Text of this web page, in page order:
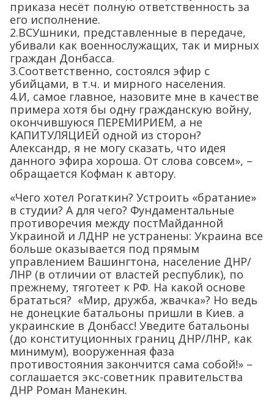
приказа несёт полную ответственность за
его исполнение.
2.ВСУшники, представленные в передаче,
убивали как военнослужащих, так и мирных
граждан Донбасса.
3.Соответственно, состоялся эфир с
убийцами, в т.ч. и мирного населения.
4.И, самое главное, назовите мне в качестве
примера хотя бы одну гражданскую войну,
окончившуюся ПЕРЕМИРИЕМ, а не
КАПИТУЛЯЦИЕЙ одной из сторон?
Александр, я не могу сказать, что идея
данного эфира хороша. От слова совсем», –
обращается Кофман к автору.
«Чего хотел Рогаткин? Устроить «братание»
в студии? А для чего? Фундаментальные
противоречия между постМайданной
Украиной и ЛДНР не устранены: Украина все
больше оказывается под прямым
управлением Вашингтона, население ДНР/
ЛНР (в отличии от властей республик), по
прежнему, тяготеет к РФ. На какой основе
брататься? «Мир, дружба, жвачка»? Но ведь
не донецкие батальоны пришли в Киев. а
украинские в Донбасс! Уведите батальоны
(до конституционных границ ДНР/ЛНР, как
минимум), вооруженная фаза
противостояния закончится сама собой!» –
соглашается экс-советник правительства
ДНР Роман Манекин.